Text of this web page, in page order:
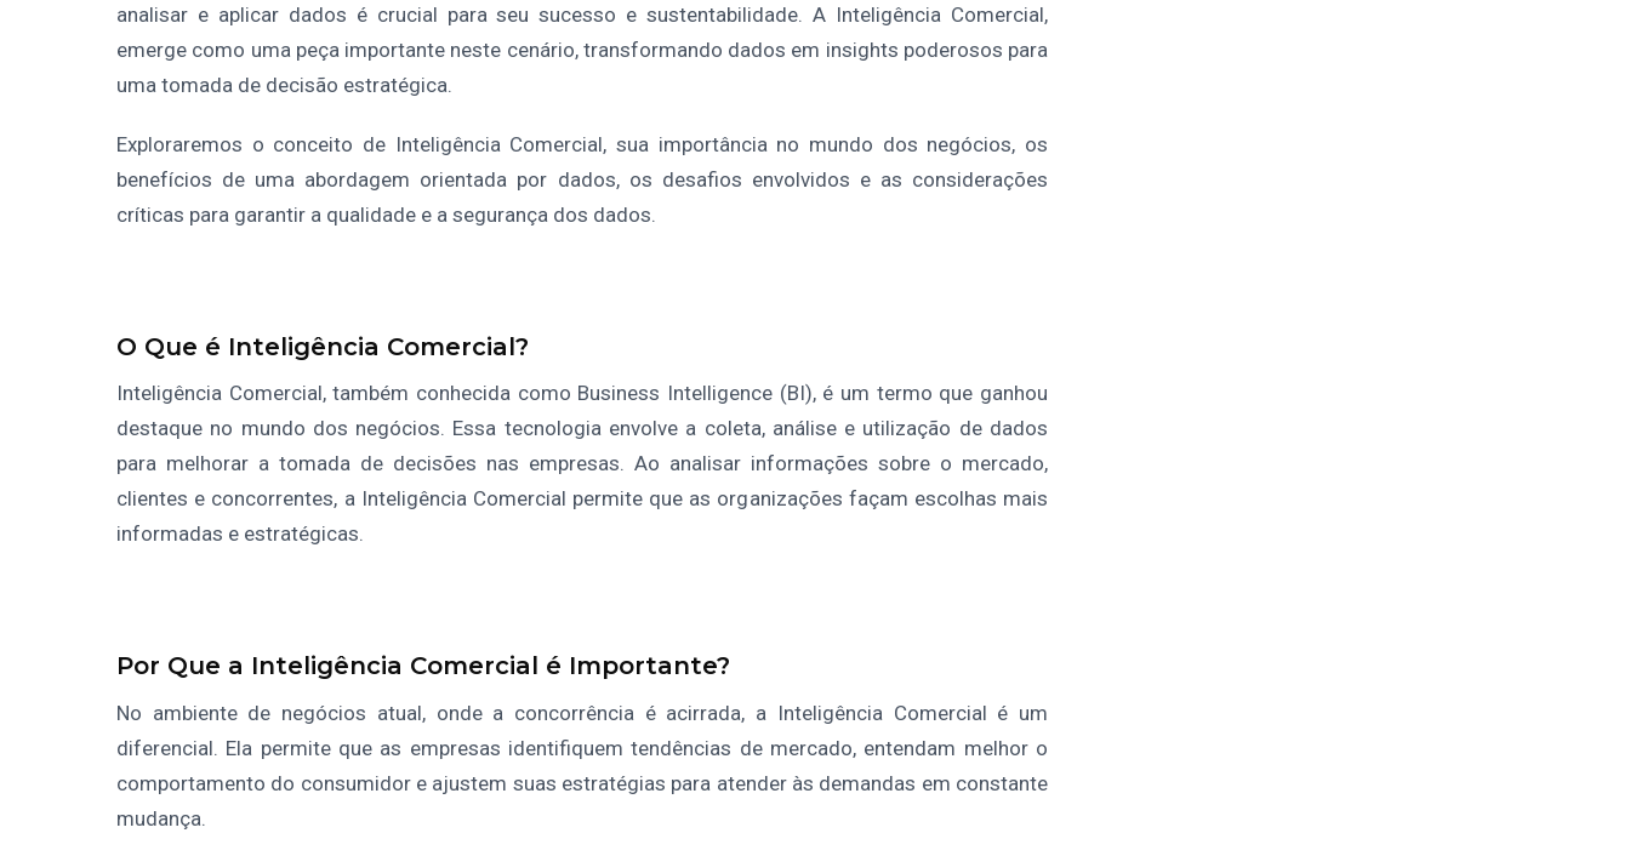
analisar e aplicar dados é crucial para seu sucesso e sustentabilidade. A Inteligência Comercial,
emerge como uma peça importante neste cenário, transformando dados em insights poderosos para
uma tomada de decisão estratégica.
Exploraremos o conceito de Inteligência Comercial, sua importância no mundo dos negócios, os
benefícios de uma abordagem orientada por dados, os desafios envolvidos e as considerações
críticas para garantir a qualidade e a segurança dos dados.
O Que é Inteligência Comercial?
Inteligência Comercial, também conhecida como Business Intelligence (BI), é um termo que ganhou
destaque no mundo dos negócios. Essa tecnologia envolve a coleta, análise e utilização de dados
para melhorar a tomada de decisões nas empresas. Ao analisar informações sobre o mercado,
clientes e concorrentes, a Inteligência Comercial permite que as organizações façam escolhas mais
informadas e estratégicas.
Por Que a Inteligência Comercial é Importante?
No ambiente de negócios atual, onde a concorrência é acirrada, a Inteligência Comercial é um
diferencial. Ela permite que as empresas identifiquem tendências de mercado, entendam melhor o
comportamento do consumidor e ajustem suas estratégias para atender às demandas em constante
mudança.